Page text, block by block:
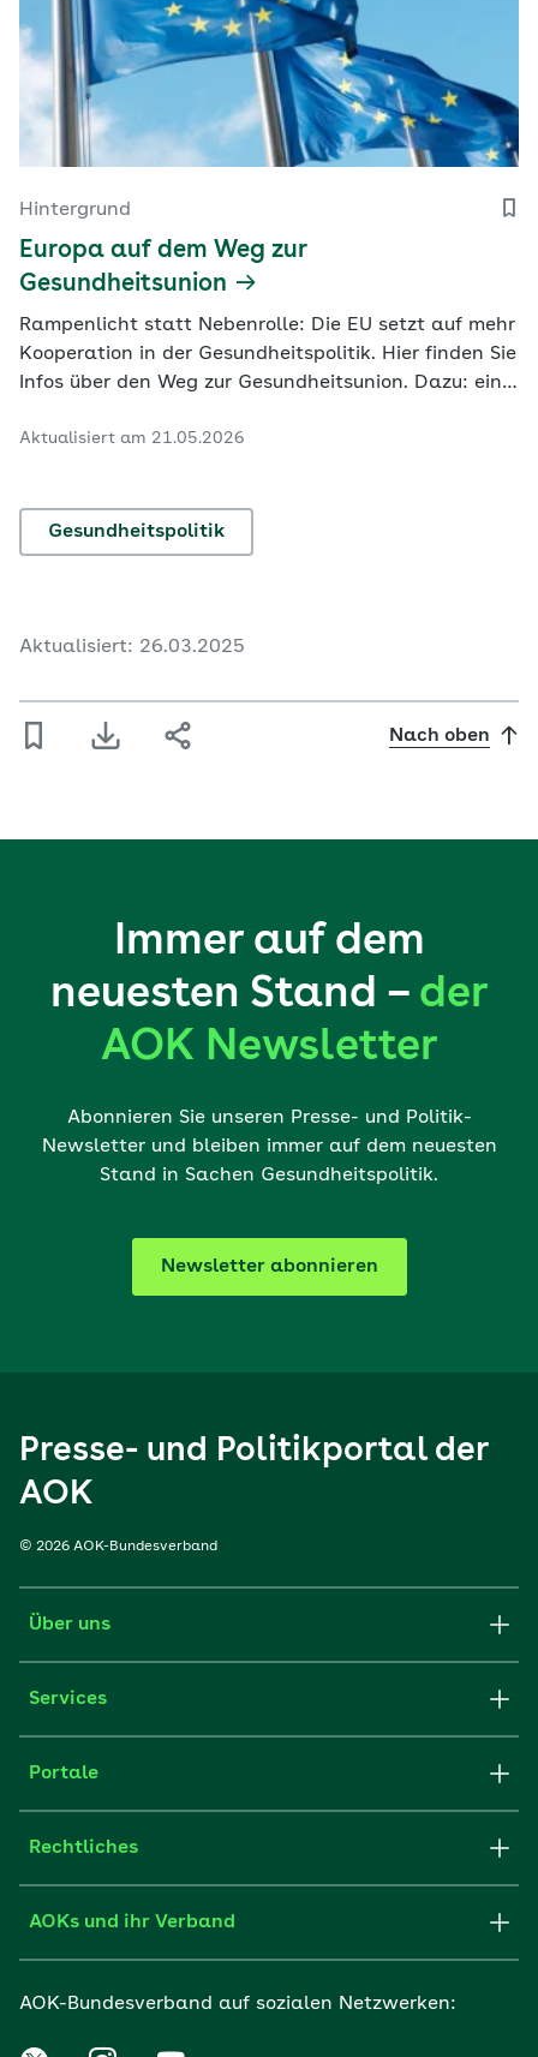
Hintergrund
Europa auf dem Weg zur
Gesundheitsunion
Rampenlicht statt Nebenrolle: Die EU setzt auf mehr
Kooperation in der Gesundheitspolitik. Hier finden Sie
Infos über den Weg zur Gesundheitsunion. Dazu: ein
und die Gesundheitssysteme in den Mitgliedstaaten.
Aktualisiert am 21.05.2026
Gesundheitspolitik
Aktualisiert: 26.03.2025
Nach oben
Immer auf dem
neuesten Stand – der
AOK Newsletter
Abonnieren Sie unseren Presse- und Politik-
Newsletter und bleiben immer auf dem neuesten
Stand in Sachen Gesundheitspolitik.
Newsletter abonnieren
Presse- und Politikportal der
AOK
© 2026 AOK-Bundesverband
Über uns
Services
Portale
Rechtliches
AOKs und ihr Verband
AOK-Bundesverband auf sozialen Netzwerken: